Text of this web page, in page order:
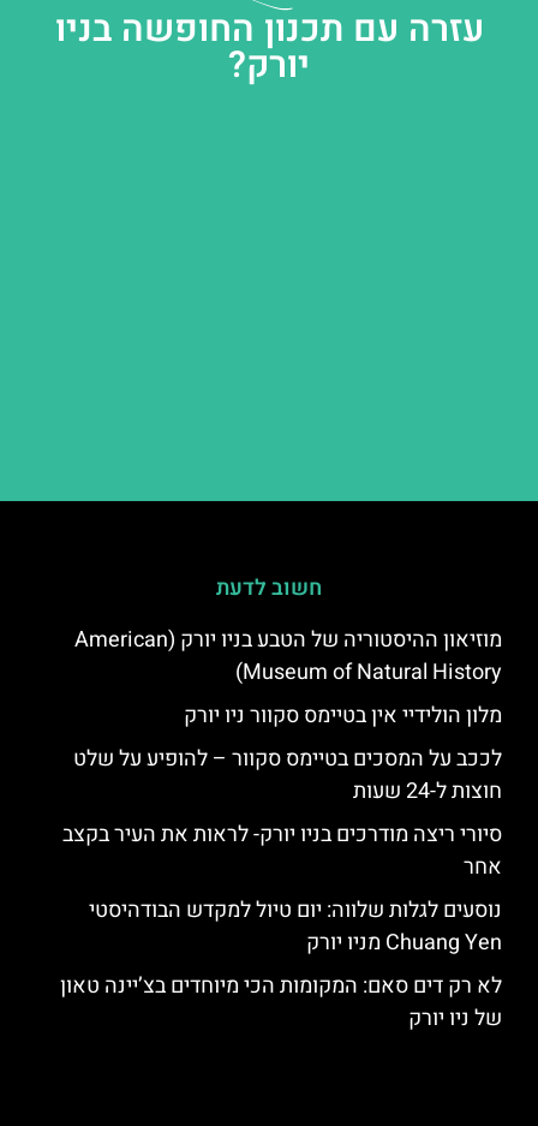
עזרה עם תכנון החופשה בניו
יורק?
חשוב לדעת
מוזיאון ההיסטוריה של הטבע בניו יורק (American
Museum of Natural History)
מלון הולידיי אין בטיימס סקוור ניו יורק
לככב על המסכים בטיימס סקוור – להופיע על שלט
חוצות ל-24 שעות
סיורי ריצה מודרכים בניו יורק- לראות את העיר בקצב
אחר
נוסעים לגלות שלווה: יום טיול למקדש הבודהיסטי
Chuang Yen מניו יורק
לא רק דים סאם: המקומות הכי מיוחדים בצ’יינה טאון
של ניו יורק